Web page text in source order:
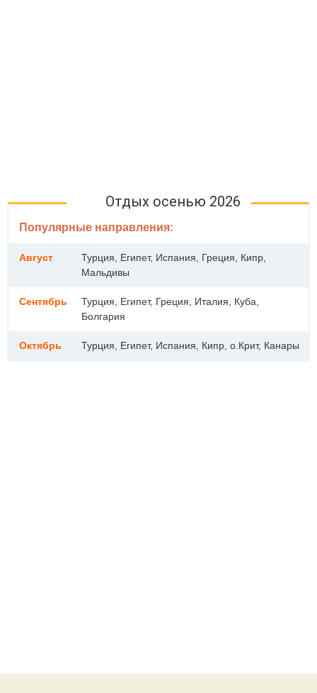
Отдых осенью 2026
Популярные направления:
Август
Турция, Египет, Испания, Греция, Кипр,
Мальдивы
Сентябрь
Турция, Египет, Греция, Италия, Куба,
Болгария
Октябрь Турция, Египет, Испания, Кипр, о.Крит, Канары